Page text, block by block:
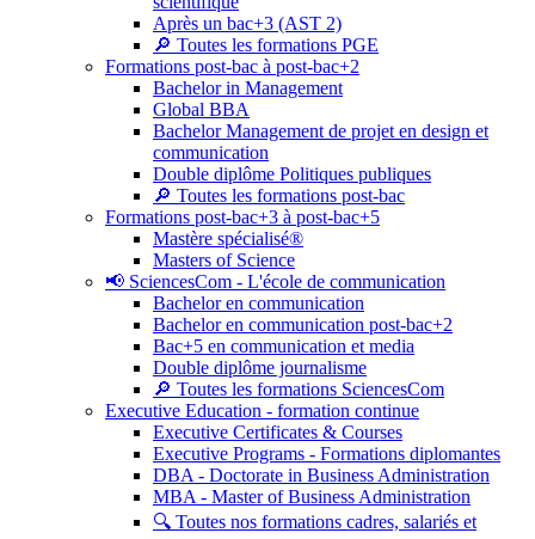
Après un bac+3 (AST 2)
🔎 Toutes les formations PGE
Formations post-bac à post-bac+2
Bachelor in Management
Global BBA
Bachelor Management de projet en design et
communication
Double diplôme Politiques publiques
🔎 Toutes les formations post-bac
Formations post-bac+3 à post-bac+5
Mastère spécialisé®
Masters of Science
📢 SciencesCom - L'école de communication
Bachelor en communication
Bachelor en communication post-bac+2
Bac+5 en communication et media
Double diplôme journalisme
🔎 Toutes les formations SciencesCom
Executive Education - formation continue
Executive Certificates & Courses
Executive Programs - Formations diplomantes
DBA - Doctorate in Business Administration
MBA - Master of Business Administration
🔍 Toutes nos formations cadres, salariés et